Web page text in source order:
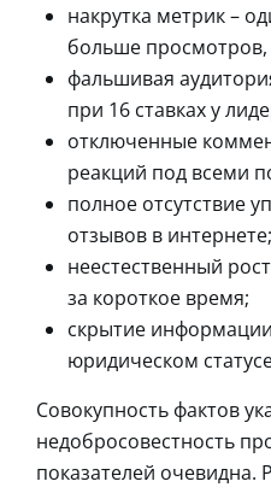
накрутка метрик –
больше
фальшивая
при 16 ставках у
отключенные
реакций под всеми
полное отсутствие
отзывов в интернете;
неестественный
за короткое время;
скрытие
юридическом
Совокупность фактов
недобросовестность
показателей очевидна.